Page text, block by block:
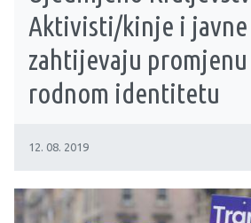
Aktivisti/kinje i
zahtijevaju promjenu
rodnom identitetu
12. 08. 2019